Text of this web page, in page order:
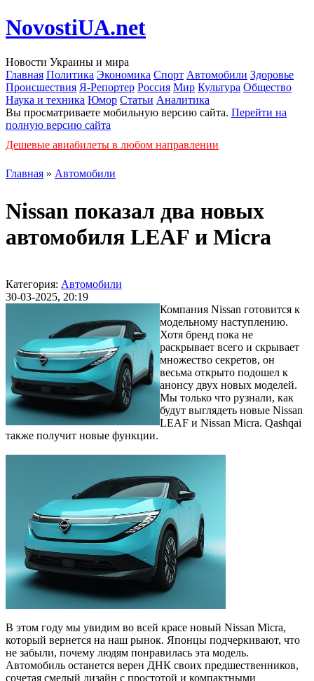
NovostiUA.net
Новости Украины и мира
Главная Политика Экономика Спорт Автомобили Здоровье
Происшествия Я-Репортер Россия Мир Культура Общество
Наука и техника Юмор Статьи Аналитика
Вы просматриваете мобильную версию сайта. Перейти на
полную версию сайта
Дешевые авиабилеты в любом направлении
Главная » Автомобили
Nissan показал два новых
автомобиля LEAF и Micra
Категория: Автомобили
30-03-2025, 20:19
Компания Nissan готовится к
модельному наступлению.
Хотя бренд пока не
раскрывает всего и скрывает
множество секретов, он
весьма открыто подошел к
анонсу двух новых моделей.
Мы только что рузнали, как
будут выглядеть новые Nissan
LEAF и Nissan Micra. Qashqai
также получит новые функции.
В этом году мы увидим во всей красе новый Nissan Micra,
который вернется на наш рынок. Японцы подчеркивают, что
не забыли, почему людям понравилась эта модель.
Автомобиль останется верен ДНК своих предшественников,
сочетая смелый дизайн с простотой и компактными